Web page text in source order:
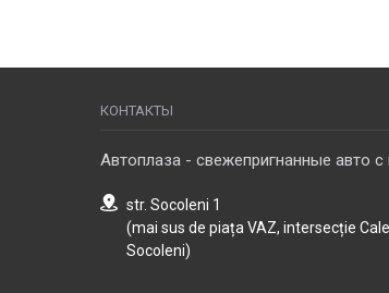
КОНТАКТЫ
Автоплаза - свежепригнанные авто с
str. Socoleni 1
(mai sus de piața VAZ, intersecție
Socoleni)